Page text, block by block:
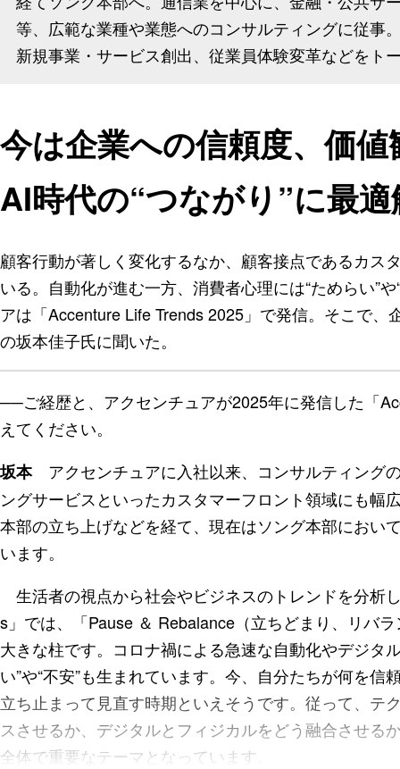
等、広範な業種や業態へのコンサルティングに従事
新規事業・サービス創出、従業員体験変革などをト
今は企業への信頼度、価
AI時代の“つながり”に最
顧客行動が著しく変化するなか、顧客接点であるカス
いる。自動化が進む一方、消費者心理には“ためらい”
アは「Accenture Life Trends 2025」で発信。そこで
の坂本佳子氏に聞いた。
──ご経歴と、アクセンチュアが2025年に発信した「
えてください。
坂本アクセンチュアに入社以来、コンサルティング
ングサービスといったカスタマーフロント領域にも幅
本部の立ち上げなどを経て、現在はソング本部におい
います。
生活者の視点から社会やビジネスのトレンドを分析
s」では、「Pause ＆ Rebalance（立ちどまり、リバ
大きな柱です。コロナ禍による急速な自動化やデジタ
い”や“不安”も生まれています。今、自分たちが何を
立ち止まって見直す時期といえそうです。従って、テ
スさせるか、デジタルとフィジカルをどう融合させる
全体で重要なテーマとなっています。